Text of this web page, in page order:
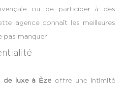
ou de participer à des
agence connaît les meilleures
pas manquer.
de luxe à Èze offre une intimité